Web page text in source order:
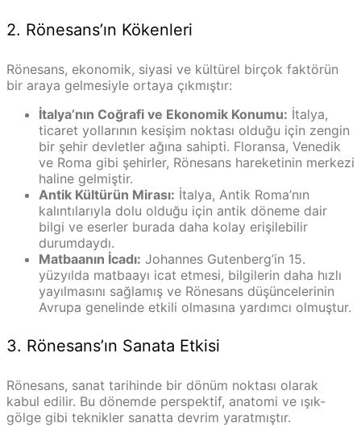
2. Rönesans’ın Kökenleri
Rönesans, ekonomik, siyasi ve kültürel birçok faktörün
bir araya gelmesiyle ortaya çıkmıştır:
İtalya’nın Coğrafi ve Ekonomik Konumu: İtalya,
ticaret yollarının kesişim noktası olduğu için zengin
bir şehir devletler ağına sahipti. Floransa, Venedik
ve Roma gibi şehirler, Rönesans hareketinin merkezi
haline gelmiştir.
Antik Kültürün Mirası: İtalya, Antik Roma’nın
kalıntılarıyla dolu olduğu için antik döneme dair
bilgi ve eserler burada daha kolay erişilebilir
durumdaydı.
Matbaanın İcadı: Johannes Gutenberg’in 15.
yüzyılda matbaayı icat etmesi, bilgilerin daha hızlı
yayılmasını sağlamış ve Rönesans düşüncelerinin
Avrupa genelinde etkili olmasına yardımcı olmuştur.
3. Rönesans’ın Sanata Etkisi
Rönesans, sanat tarihinde bir dönüm noktası olarak
kabul edilir. Bu dönemde perspektif, anatomi ve ışık-
gölge gibi teknikler sanatta devrim yaratmıştır.